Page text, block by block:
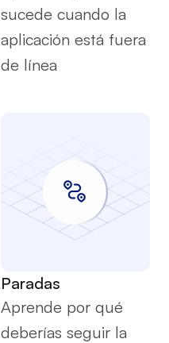
sucede cuando la
aplicación está fuera
de línea
Paradas
Aprende por qué
deberías seguir la